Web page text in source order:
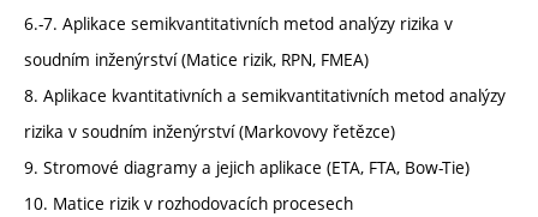
6.-7. Aplikace semikvantitativních metod analýzy rizika v
soudním inženýrství (Matice rizik, RPN, FMEA)
8. Aplikace kvantitativních a semikvantitativních metod analýzy
rizika v soudním inženýrství (Markovovy řetězce)
9. Stromové diagramy a jejich aplikace (ETA, FTA, Bow-Tie)
10. Matice rizik v rozhodovacích procesech